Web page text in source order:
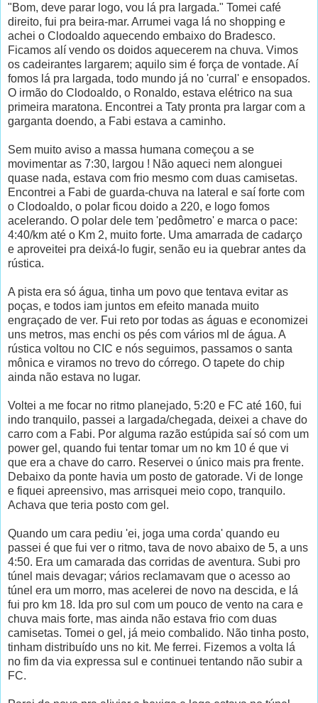
"Bom, deve parar logo, vou lá pra largada." Tomei café
direito, fui pra beira-mar. Arrumei vaga lá no shopping e
achei o Clodoaldo aquecendo embaixo do Bradesco.
Ficamos alí vendo os doidos aquecerem na chuva. Vimos
os cadeirantes largarem; aquilo sim é força de vontade. Aí
fomos lá pra largada, todo mundo já no 'curral' e ensopados.
O irmão do Clodoaldo, o Ronaldo, estava elétrico na sua
primeira maratona. Encontrei a Taty pronta pra largar com a
garganta doendo, a Fabi estava a caminho.
Sem muito aviso a massa humana começou a se
movimentar as 7:30, largou ! Não aqueci nem alonguei
quase nada, estava com frio mesmo com duas camisetas.
Encontrei a Fabi de guarda-chuva na lateral e saí forte com
o Clodoaldo, o polar ficou doido a 220, e logo fomos
acelerando. O polar dele tem 'pedômetro' e marca o pace:
4:40/km até o Km 2, muito forte. Uma amarrada de cadarço
e aproveitei pra deixá-lo fugir, senão eu ia quebrar antes da
rústica.
A pista era só água, tinha um povo que tentava evitar as
poças, e todos iam juntos em efeito manada muito
engraçado de ver. Fui reto por todas as águas e economizei
uns metros, mas enchi os pés com vários ml de água. A
rústica voltou no CIC e nós seguimos, passamos o santa
mônica e viramos no trevo do córrego. O tapete do chip
ainda não estava no lugar.
Voltei a me focar no ritmo planejado, 5:20 e FC até 160, fui
indo tranquilo, passei a largada/chegada, deixei a chave do
carro com a Fabi. Por alguma razão estúpida saí só com um
power gel, quando fui tentar tomar um no km 10 é que vi
que era a chave do carro. Reservei o único mais pra frente.
Debaixo da ponte havia um posto de gatorade. Vi de longe
e fiquei apreensivo, mas arrisquei meio copo, tranquilo.
Achava que teria posto com gel.
Quando um cara pediu 'ei, joga uma corda' quando eu
passei é que fui ver o ritmo, tava de novo abaixo de 5, a uns
4:50. Era um camarada das corridas de aventura. Subi pro
túnel mais devagar; vários reclamavam que o acesso ao
túnel era um morro, mas acelerei de novo na descida, e lá
fui pro km 18. Ida pro sul com um pouco de vento na cara e
chuva mais forte, mas ainda não estava frio com duas
camisetas. Tomei o gel, já meio combalido. Não tinha posto,
tinham distribuído uns no kit. Me ferrei. Fizemos a volta lá
no fim da via expressa sul e continuei tentando não subir a
FC.